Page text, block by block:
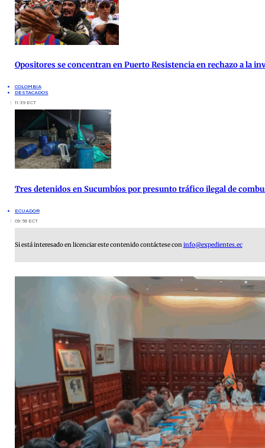
Opositores se concentran en Puerto Resistencia en rechazo a la
COLOMBIA
DESTACADOS
11:39 ECT
Tres detenidos en Sucumbíos por presunto tráfico ilegal de
ECUADOR
09:56 ECT
Si está interesado en licenciar este contenido contáctese coninfo@expedientes.ec